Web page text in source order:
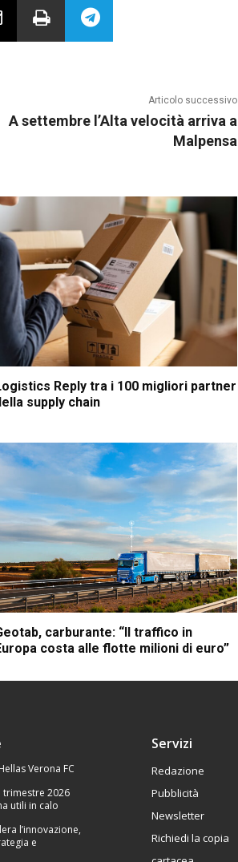
Articolo successivo
A settembre l’Alta velocità arriva a
Malpensa
Reply tra i 100 migliori partner
supply chain
carburante: “Il traffico in
costa alle flotte milioni di euro”
Verona FC
trimestre 2026
utili in calo
l’innovazione,
e
Servizi
Redazione
Pubblicità
Newsletter
Richiedi la copia